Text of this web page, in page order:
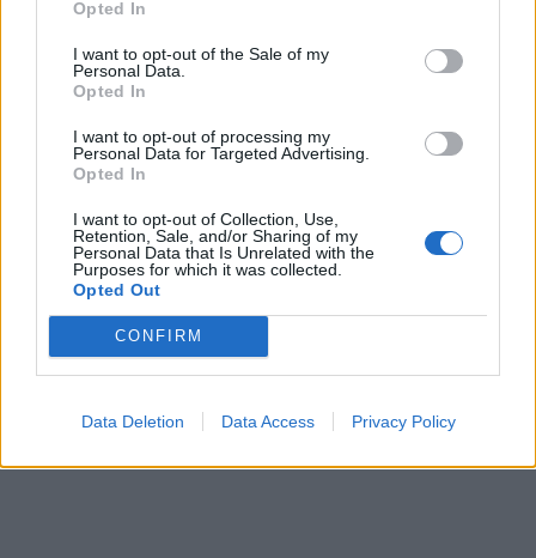
Opted In
I want to opt-out of the Sale of my
Personal Data.
Opted In
I want to opt-out of processing my
Personal Data for Targeted Advertising.
Opted In
I want to opt-out of Collection, Use,
Retention, Sale, and/or Sharing of my
Personal Data that Is Unrelated with the
Purposes for which it was collected.
Opted Out
CONFIRM
Data Deletion Data Access Privacy Policy
ΠΕΡΙΣΣΌΤΕΡΑ ΣΕ ΑΥΤΉ ΤΗΝ ΚΑΤΗΓΟΡΊΑ
Ουκρανία: Θα διοργανώσει
διάσκεψη για την ειρήνη
έως το τέλος του έτους -
Θα περιλαμβάνεται η
Ρωσία
στην Ουκρανία εάν το
ΝΑΤΟ